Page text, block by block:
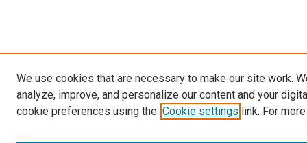
We use cookies that are necessary to make our site work.
analyze, improve, and personalize our content and your
cookie preferences using the Cookie settings link. For